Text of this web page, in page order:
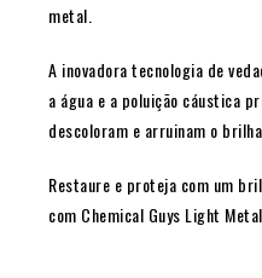
metal.
A inovadora tecnologia de
a água e a poluição cáustica
descoloram e arruinam o
Restaure e proteja com um
com Chemical Guys Light